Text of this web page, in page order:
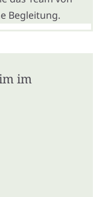
Begleitung.
im